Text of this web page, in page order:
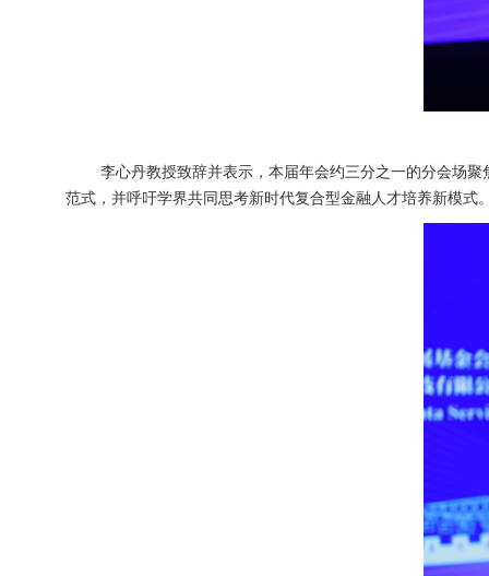
李心丹教授致辞并表示，本届年会约三分之一的分会场
范式，并呼吁学界共同思考新时代复合型金融人才培养新模